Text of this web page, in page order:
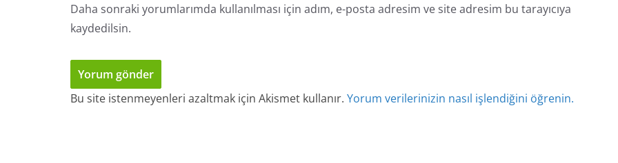
Daha sonraki yorumlarımda kullanılması için adım, e-posta adresim ve site adresim bu tarayıcıya
kaydedilsin.
Bu site istenmeyenleri azaltmak için Akismet kullanır. Yorum verilerinizin nasıl işlendiğini öğrenin.